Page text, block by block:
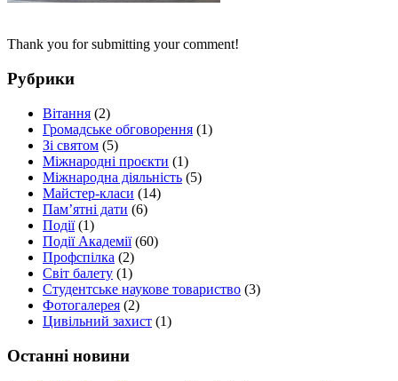
Thank you for submitting your comment!
Рубрики
Вітання (2)
Громадське обговорення (1)
Зі святом (5)
Міжнародні проєкти (1)
Міжнародна діяльність (5)
Майстер-класи (14)
Пам’ятні дати (6)
Події(1)
Події Академії(60)
Профспілка (2)
Світ балету (1)
Студентське наукове товариство (3)
Фотогалерея (2)
Цивільний захист (1)
Останні новини